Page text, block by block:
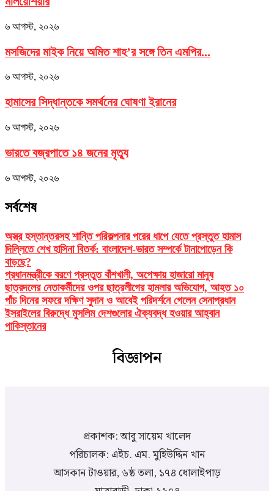
৬ আগস্ট, ২০২৬
মসজিদের মাইক নিয়ে অমিত শাহ’র সঙ্গে তিন এমপির...
৬ আগস্ট, ২০২৬
হামাসের সিদ্ধান্তকে সমর্থনের ঘোষণা ইরানের
৬ আগস্ট, ২০২৬
ভারতে বজ্রপাতে ১৪ জনের মৃত্যু
৬ আগস্ট, ২০২৬
সর্বশেষ
অস্ত্র হস্তান্তরসহ শান্তি পরিকল্পনার পরের ধাপে যেতে প্রস্তুত হামাস
দিল্লিতে শেখ হাসিনা বিতর্ক: বাংলাদেশ-ভারত সম্পর্কে টানাপোড়েন কি
বাড়ছে?
প্রধানমন্ত্রীকে বরণে প্রস্তুত বাঁশখালী, অপেক্ষায় হাজারো মানুষ
ছাত্রদলের নেতাকর্মীদের ওপর ছাত্রলীগের হামলার অভিযোগ, আহত ১০
পাঁচ দিনের সফরে দক্ষিণ সুদান ও আবেই পরিদর্শনে গেলেন সেনাপ্রধান
ইসরাইলের বিরুদ্ধে মুসলিম দেশগুলোর ঐক্যবদ্ধ হওয়ার আহ্বান
পাকিস্তানের
বিজ্ঞাপন
প্রকাশক: আবু সায়েম খালেদ
পরিচালক: এইচ. এম. মুহিউদ্দিন খান
আসকান টাওয়ার, ৬ষ্ঠ তলা, ১৭৪ ধোলাইপাড়